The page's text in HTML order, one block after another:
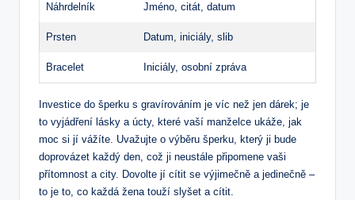
Náhrdelník Jméno, ‌citát, datum
Prsten Datum, iniciály, slib
Bracelet Iniciály, osobní⁣ zpráva
Investice‍ do šperku s gravírováním⁤ je víc než⁤ jen dárek; je
to vyjádření lásky a úcty, které⁢ vaší⁣ manželce ukáže, jak
moc ⁢si jí vážíte. Uvažujte o výběru šperku,‍ který ji ​bude
doprovázet každý den, což ji neustále připomene ⁤vaši
přítomnost a city. Dovolte jí cítit ⁢se výjimečně a jedinečně –
to je to, co každá žena touží slyšet a cítit.